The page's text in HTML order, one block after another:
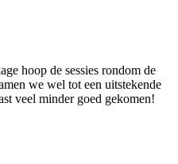
hoop de sessies rondom de
we wel tot een uitstekende
veel minder goed gekomen!